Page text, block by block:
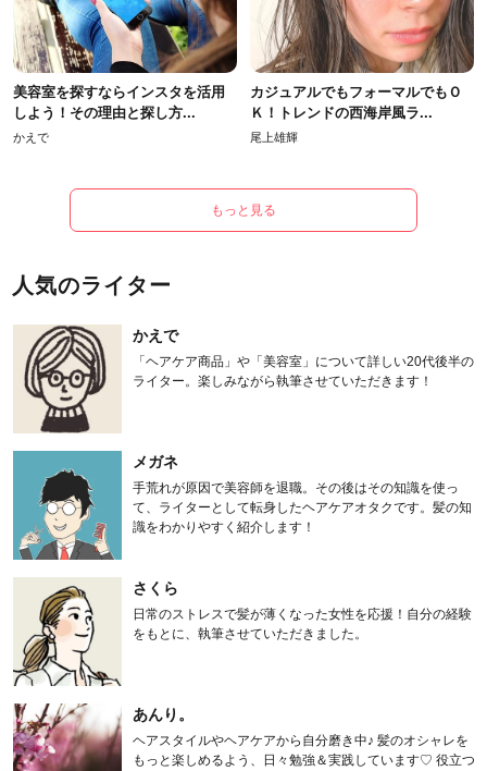
美容室を探すならインスタを活用
しよう！その理由と探し方...
かえで
カジュアルでもフォーマルでもＯ
Ｋ！トレンドの西海岸風ラ...
尾上雄輝
もっと見る
人気のライター
かえで
「ヘアケア商品」や「美容室」について詳しい20代後半の
ライター。楽しみながら執筆させていただきます！
メガネ
手荒れが原因で美容師を退職。その後はその知識を使っ
て、ライターとして転身したヘアケアオタクです。髪の知
識をわかりやすく紹介します！
さくら
日常のストレスで髪が薄くなった女性を応援！自分の経験
をもとに、執筆させていただきました。
あんり。
ヘアスタイルやヘアケアから自分磨き中♪ 髪のオシャレを
もっと楽しめるよう、日々勉強＆実践しています♡ 役立つ